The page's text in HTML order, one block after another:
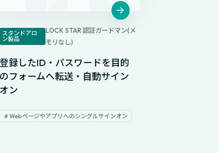
スタンドアロ
ン製品
LOCK STAR 認証ガードマン(メ
モリなし)
録したID・パスワードを目的
フォームへ転送・自動サイン
ン
# Webページやアプリへのシングルサインオン